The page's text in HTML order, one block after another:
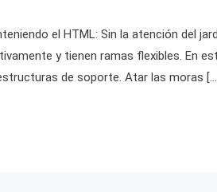
el HTML: Sin la atención del
y tienen ramas flexibles. En
de soporte. Atar las moras